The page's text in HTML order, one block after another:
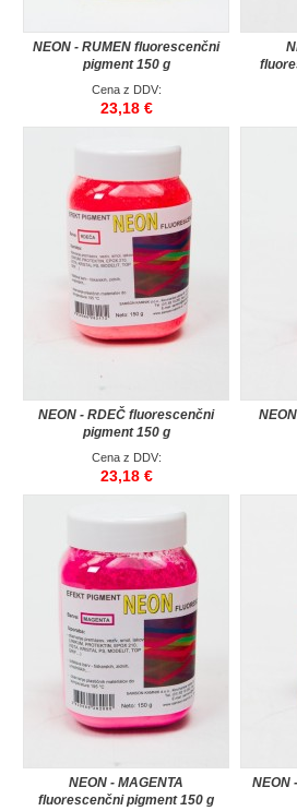
NEON - RUMEN fluorescenčni
pigment 150 g
Cena z DDV:
23,18 €
NEON - RDEČ fluorescenčni
pigment 150 g
Cena z DDV:
23,18 €
NEON - MAGENTA
fluorescenčni pigment 150 g
NEON